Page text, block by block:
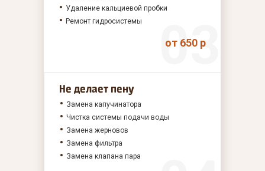
Удаление кальциевой пробки
Ремонт гидросистемы
от 650 р
Не делает пену
Замена капучинатора
Чистка системы подачи воды
Замена жерновов
Замена фильтра
Замена клапана пара